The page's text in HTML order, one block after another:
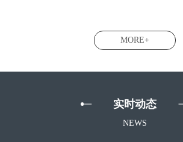
MORE+
实时动态
NEWS